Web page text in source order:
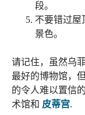
段。
不要错过屋
景色。
请记住，虽然乌
最好的博物馆，
的令人难以置信
术馆和 皮蒂宫.